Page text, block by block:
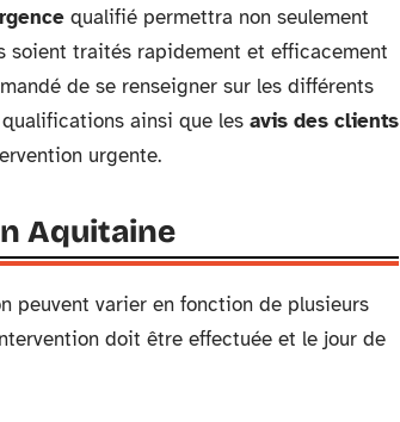
qualifié permettra non seulement
soient traités rapidement et efficacement
de se renseigner sur les différents
ainsi que les avis des clients
urgente.
Aquitaine
peuvent varier en fonction de plusieurs
doit être effectuée et le jour de